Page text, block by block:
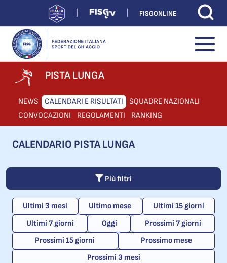
FISGONLINE
PISTA LUNGA
NEWS CALENDARI E RISULTATI
SQUADRE NAZIONALI
CONVOCAZIONI
REGOLAMENTI RANKING
CALENDARIO PISTA LUNGA
Più filtri
Ultimi 3 mesi Ultimo mese
Ultimi 15 giorni
Ultimi 7 giorni
Oggi
Prossimi 7 giorni
Prossimi 15 giorni
Prossimo mese
Prossimi 3 mesi